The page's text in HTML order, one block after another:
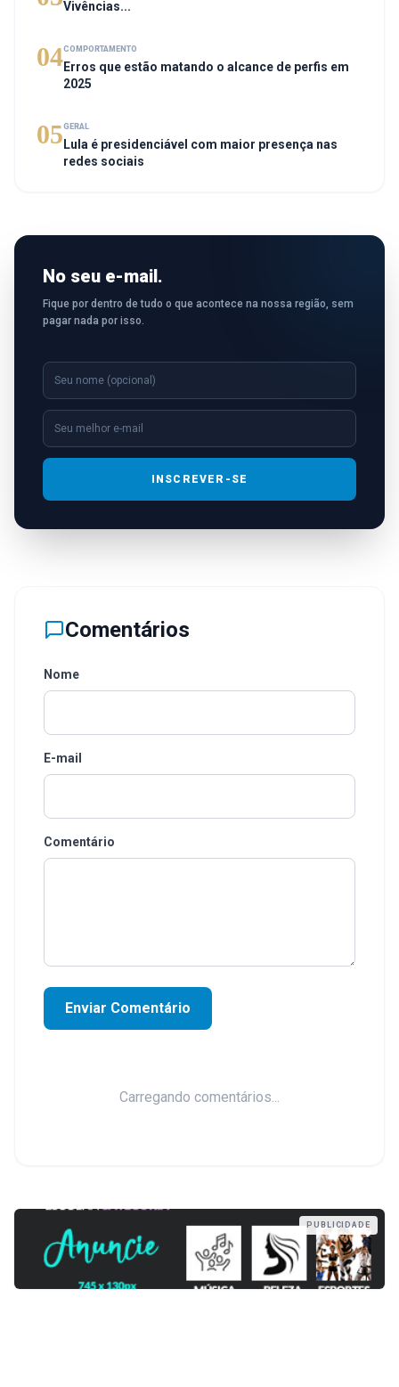
Vivências...
04COMPORTAMENTO
Erros que estão matando o alcance de perfis em
2025
05GERAL
Lula é presidenciável com maior presença nas
redes sociais
No seu e-mail.
Fique por dentro de tudo o que acontece na nossa região, sem
pagar nada por isso.
INSCREVER-SE
Comentários
Nome
E-mail
Comentário
Enviar Comentário
Carregando comentários...
PUBLICIDADE